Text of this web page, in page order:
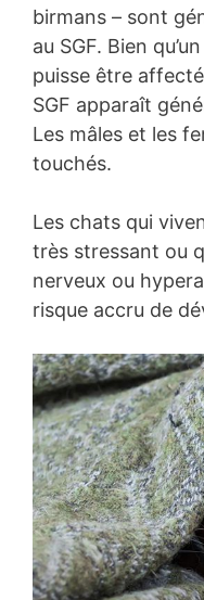
birmans – sont
au SGF. Bien
puisse être
SGF apparaît
Les mâles et les
touchés.
Les chats qui
très stressant ou
nerveux ou
risque accru de